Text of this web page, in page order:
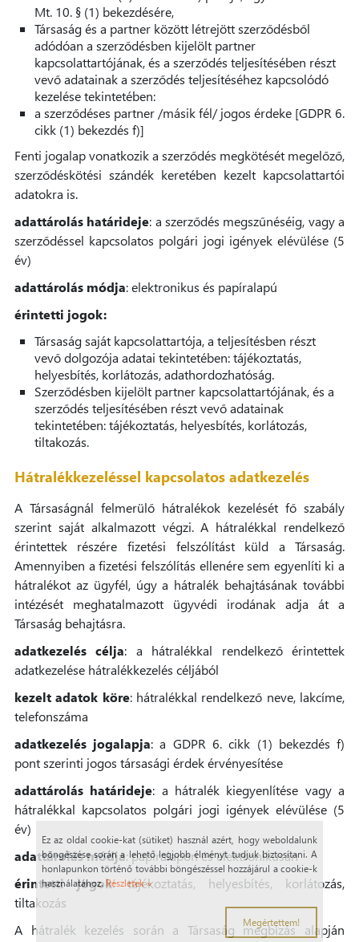
Ez az oldal cookie-kat (sütiket) használ azért, hogy weboldalunk
böngészése során a lehető legjobb élményt tudjuk biztosítani. A
honlapunkon történő további böngészéssel hozzájárul a cookie-k
használatához. Részletek »
Megértettem!
Mt. 10. § (1) bekezdésére,
Társaság és a partner között létrejött szerződésből
adódóan a szerződésben kijelölt partner
kapcsolattartójának, és a szerződés teljesítésében részt
vevő adatainak a szerződés teljesítéséhez kapcsolódó
kezelése tekintetében:
a szerződéses partner /másik fél/ jogos érdeke [GDPR 6.
cikk (1) bekezdés f)]
Fenti jogalap vonatkozik a szerződés megkötését megelőző,
szerződéskötési szándék keretében kezelt kapcsolattartói
adatokra is.
adattárolás határideje: a szerződés megszűnéséig, vagy a
szerződéssel kapcsolatos polgári jogi igények elévülése (5
év)
adattárolás módja: elektronikus és papíralapú
érintetti jogok:
Társaság saját kapcsolattartója, a teljesítésben részt
vevő dolgozója adatai tekintetében: tájékoztatás,
helyesbítés, korlátozás, adathordozhatóság.
Szerződésben kijelölt partner kapcsolattartójának, és a
szerződés teljesítésében részt vevő adatainak
tekintetében: tájékoztatás, helyesbítés, korlátozás,
tiltakozás.
Hátralékkezeléssel kapcsolatos adatkezelés
A Társaságnál felmerülő hátralékok kezelését fő szabály
szerint saját alkalmazott végzi. A hátralékkal rendelkező
érintettek részére fizetési felszólítást küld a Társaság.
Amennyiben a fizetési felszólítás ellenére sem egyenlíti ki a
hátralékot az ügyfél, úgy a hátralék behajtásának további
intézését meghatalmazott ügyvédi irodának adja át a
Társaság behajtásra.
adatkezelés célja: a hátralékkal rendelkező érintettek
adatkezelése hátralékkezelés céljából
kezelt adatok köre: hátralékkal rendelkező neve, lakcíme,
telefonszáma
adatkezelés jogalapja: a GDPR 6. cikk (1) bekezdés f)
pont szerinti jogos társasági érdek érvényesítése
adattárolás határideje: a hátralék kiegyenlítése vagy a
hátralékkal kapcsolatos polgári jogi igények elévülése (5
év)
adattárolás módja: papíralapon és elektronikusan
érintetti jogok: tájékoztatás, helyesbítés, korlátozás,
tiltakozás
A hátralék kezelés során a Társaság megbízás alapján